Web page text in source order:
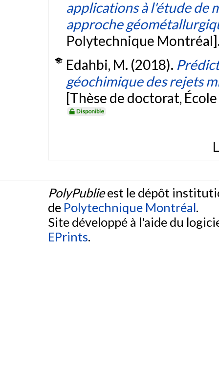
applications à l'étude de
approche
Polytechnique
Edahbi, M. (2018).
géochimique des rejets
[Thèse de doctorat,
Disponible
PolyPublieest le dépôt
de Polytechnique Montréal.
Site développé à l'aide du
EPrints.